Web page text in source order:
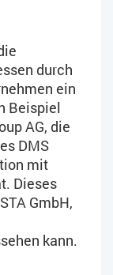
durch
ein
Beispiel
AG, die
DMS
mit
Dieses
GmbH,
kann.